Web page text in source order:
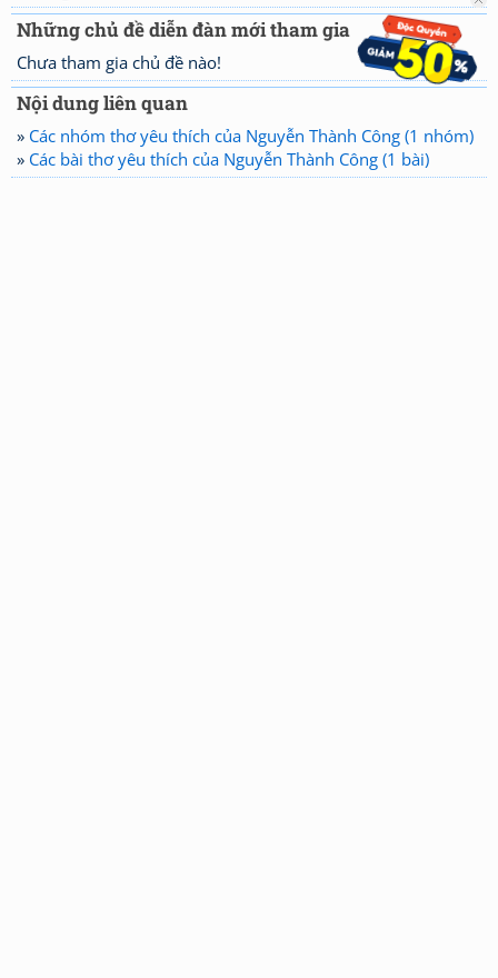
Những chủ đề diễn đàn mới tham gia
Chưa tham gia chủ đề nào!
Nội dung liên quan
» Các nhóm thơ yêu thích của Nguyễn Thành Công (1 nhóm)
» Các bài thơ yêu thích của Nguyễn Thành Công (1 bài)